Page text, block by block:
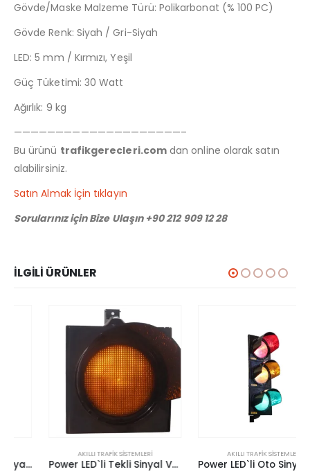
Gövde/Maske Malzeme Türü: Polikarbonat (% 100 PC)
Gövde Renk: Siyah / Gri-Siyah
LED: 5 mm / Kırmızı, Yeşil
Güç Tüketimi: 30 Watt
Ağırlık: 9 kg
————————————————————–
Bu ürünü trafikgerecleri.comdan online olarak satın
alabilirsiniz.
Satın Almak İçin tıklayın
Sorularınız için Bize Ulaşın +90 212 909 12 28
İLGILI ÜRÜNLER
AKILLI TRAFIK SISTEMLERI
Power LED`li Tekli Sinyal Verici 300 mm
AKILLI TRAFIK SISTEMLERI
Power LED`li Oto Sinyal Verici 300 mm